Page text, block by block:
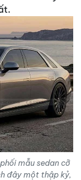
mẫu sedan cỡ
đây một thập kỷ,